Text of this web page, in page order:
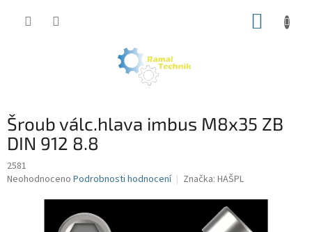
Šroub válc.hlava imbus M8x35 ZB
DIN 912 8.8
2581
Průměrné
Neohodnoceno Podrobnosti hodnocení Značka: HAŠPL